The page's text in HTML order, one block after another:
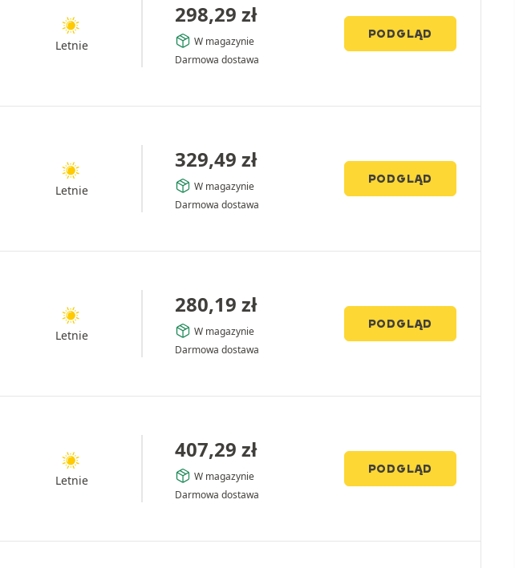
Letnie
298,29 zł
W magazynie
Darmowa dostawa
PODGLĄD
Letnie
329,49 zł
W magazynie
Darmowa dostawa
PODGLĄD
Letnie
280,19 zł
W magazynie
Darmowa dostawa
PODGLĄD
Letnie
407,29 zł
W magazynie
Darmowa dostawa
PODGLĄD